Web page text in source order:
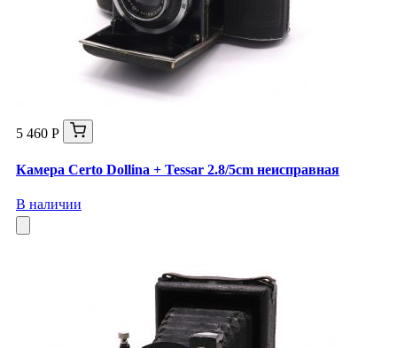
5 460 Р
Камера Certo Dollina + Tessar 2.8/5cm неисправная
В наличии